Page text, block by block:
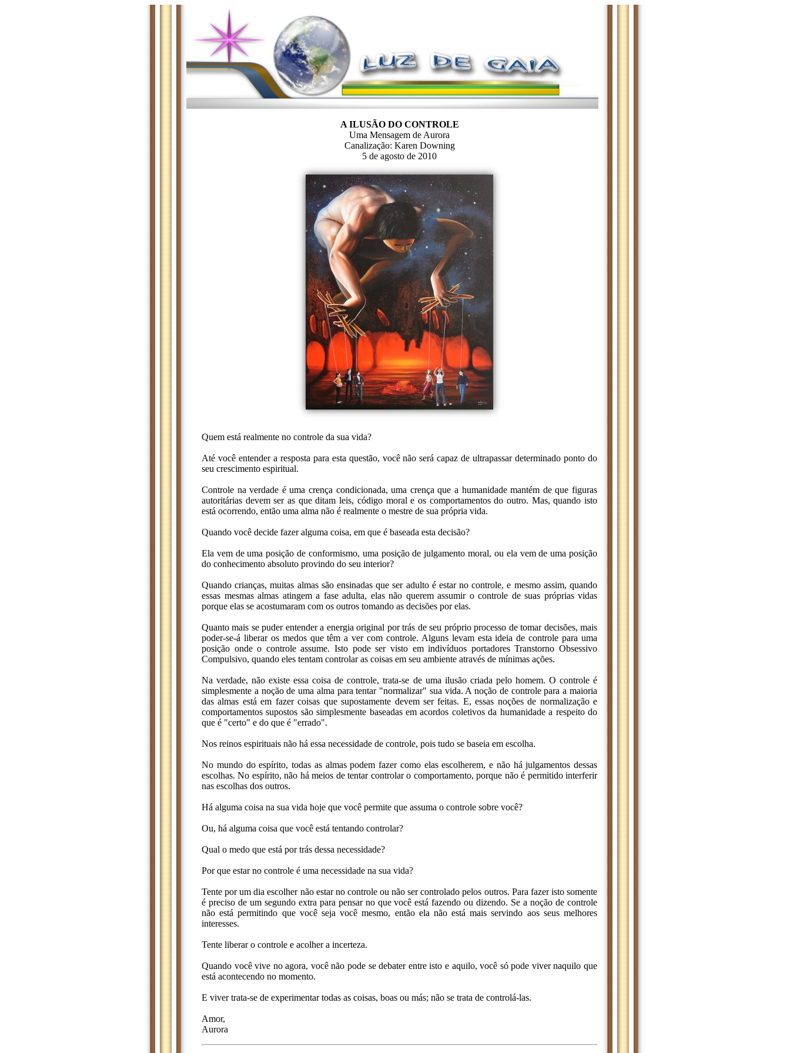
A ILUSÃO DO CONTROLE
Uma Mensagem de Aurora
Canalização: Karen Downing
5 de agosto de 2010
Quem está realmente no controle da sua vida?
Até você entender a resposta para esta questão, você não será capaz de ultrapassar determinado ponto do
seu crescimento espiritual.
Controle na verdade é uma crença condicionada, uma crença que a humanidade mantém de que figuras
autoritárias devem ser as que ditam leis, código moral e os comportamentos do outro. Mas, quando isto
está ocorrendo, então uma alma não é realmente o mestre de sua própria vida.
Quando você decide fazer alguma coisa, em que é baseada esta decisão?
Ela vem de uma posição de conformismo, uma posição de julgamento moral, ou ela vem de uma posição
do conhecimento absoluto provindo do seu interior?
Quando crianças, muitas almas são ensinadas que ser adulto é estar no controle, e mesmo assim, quando
essas mesmas almas atingem a fase adulta, elas não querem assumir o controle de suas próprias vidas
porque elas se acostumaram com os outros tomando as decisões por elas.
Quanto mais se puder entender a energia original por trás de seu próprio processo de tomar decisões, mais
poder-se-á liberar os medos que têm a ver com controle. Alguns levam esta ideia de controle para uma
posição onde o controle assume. Isto pode ser visto em indivíduos portadores Transtorno Obsessivo
Compulsivo, quando eles tentam controlar as coisas em seu ambiente através de mínimas ações.
Na verdade, não existe essa coisa de controle, trata-se de uma ilusão criada pelo homem. O controle é
simplesmente a noção de uma alma para tentar "normalizar" sua vida. A noção de controle para a maioria
das almas está em fazer coisas que supostamente devem ser feitas. E, essas noções de normalização e
comportamentos supostos são simplesmente baseadas em acordos coletivos da humanidade a respeito do
que é "certo" e do que é "errado".
Nos reinos espirituais não há essa necessidade de controle, pois tudo se baseia em escolha.
No mundo do espírito, todas as almas podem fazer como elas escolherem, e não há julgamentos dessas
escolhas. No espírito, não há meios de tentar controlar o comportamento, porque não é permitido interferir
nas escolhas dos outros.
Há alguma coisa na sua vida hoje que você permite que assuma o controle sobre você?
Ou, há alguma coisa que você está tentando controlar?
Qual o medo que está por trás dessa necessidade?
Por que estar no controle é uma necessidade na sua vida?
Tente por um dia escolher não estar no controle ou não ser controlado pelos outros. Para fazer isto somente
é preciso de um segundo extra para pensar no que você está fazendo ou dizendo. Se a noção de controle
não está permitindo que você seja você mesmo, então ela não está mais servindo aos seus melhores
interesses.
Tente liberar o controle e acolher a incerteza.
Quando você vive no agora, você não pode se debater entre isto e aquilo, você só pode viver naquilo que
está acontecendo no momento.
E viver trata-se de experimentar todas as coisas, boas ou más; não se trata de controlá-las.
Amor,
Aurora